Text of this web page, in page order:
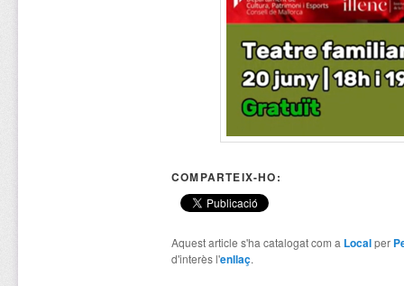
COMPARTEIX-HO:
Aquest article s'ha catalogat com a Localper
d'interès l'enllaç.